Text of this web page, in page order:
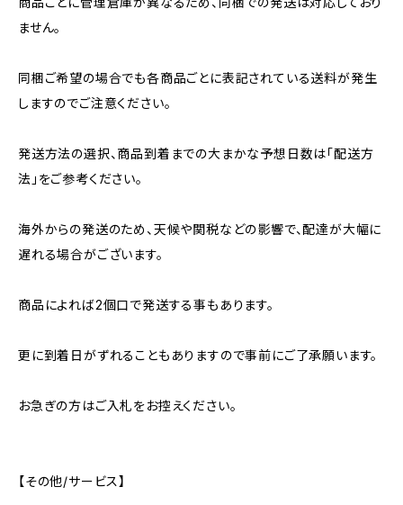
ません。
同梱ご希望の場合でも各商品ごとに表記されている送料が発生
しますのでご注意ください。
発送方法の選択、商品到着までの大まかな予想日数は「配送方
法」をご参考ください。
海外からの発送のため、天候や関税などの影響で、配達が大幅に
遅れる場合がございます。
商品によれば2個口で発送する事もあります。
更に到着日がずれることもありますので事前にご了承願います。
お急ぎの方はご入札をお控えください。
【その他/サービス】